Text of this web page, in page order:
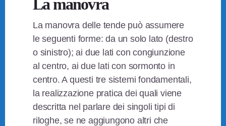
La manovra
La manovra delle tende può assumere
le seguenti forme: da un solo lato (destro
o sinistro); ai due lati con congiunzione
al centro, ai due lati con sormonto in
centro. A questi tre sistemi fondamentali,
la realizzazione pratica dei quali viene
descritta nel parlare dei singoli tipi di
riloghe, se ne aggiungono altri che